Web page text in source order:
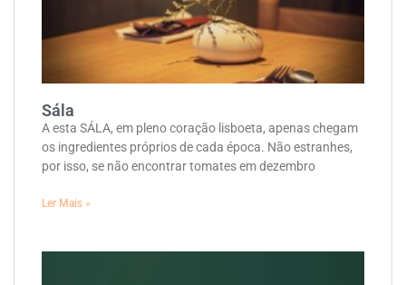
Sála
A esta SÁLA, em pleno coração lisboeta, apenas chegam
os ingredientes próprios de cada época. Não estranhes,
por isso, se não encontrar tomates em dezembro
Ler Mais »